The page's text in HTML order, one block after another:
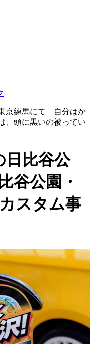
東京練馬にて 自分はか
、頭に黒いの被ってい
日比谷公
谷公園・
スタム事